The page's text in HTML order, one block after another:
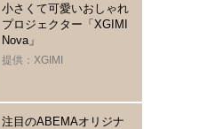
小さくて可愛いおしゃれ
プロジェクター「XGIMI
Nova」
提供：XGIMI
注目のABEMAオリジナ